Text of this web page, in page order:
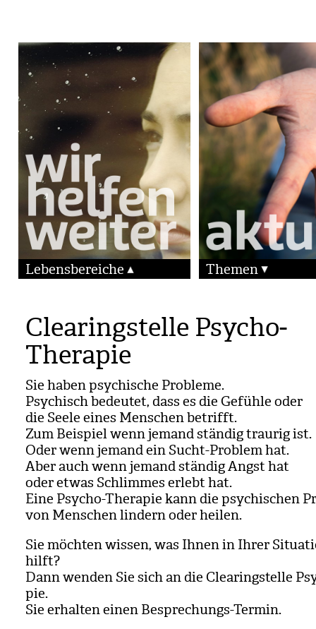
Lebensbereiche Themen
Clearingstelle Psycho-
Therapie
Sie haben psy­chi­sche Pro­bleme.
Psy­chisch bedeu­tet, dass es die Gefühle oder
die Seele eines Men­schen betrifft.
Zum Bei­spiel wenn jemand stän­dig trau­rig ist.
Oder wenn jemand ein Sucht-Pro­blem hat.
Aber auch wenn jemand stän­dig Angst hat
oder etwas Schlim­mes erlebt hat.
Eine Psy­cho-The­ra­pie kann die psy­chi­schen
von Men­schen lin­dern oder hei­len.
Sie möch­ten wis­sen, was Ihnen in Ihrer
hilft?
Dann wen­den Sie sich an die Clea­ring­stelle
pie.
Sie erhal­ten einen Bespre­chungs-Ter­min.